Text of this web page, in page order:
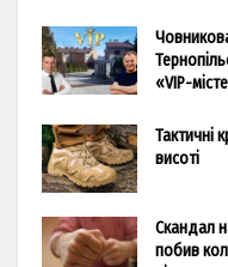
«VIP-
Тактичні
висоті
Скандал
побив